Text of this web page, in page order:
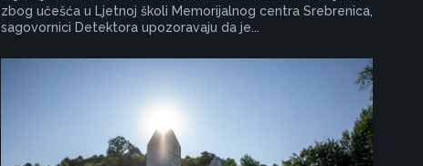
zbog učešća u Ljetnoj školi Memorijalnog centra Srebrenica,
sagovornici Detektora upozoravaju da je...